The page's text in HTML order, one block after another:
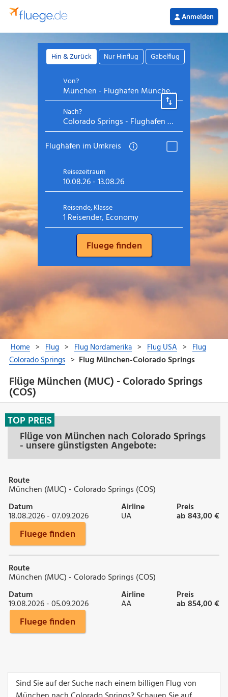
Flüge München (MUC) - Colorado Springs
(COS)
Flüge von München nach Colorado Springs
- unsere günstigsten Angebote:
TOP PREIS
Route
München (MUC) - Colorado Springs (COS)
Datum
18.08.2026 - 07.09.2026
Airline
UA
Preis
ab 843,00 €
Fluege finden
Route
München (MUC) - Colorado Springs (COS)
Datum
19.08.2026 - 05.09.2026
Airline
AA
Preis
ab 854,00 €
Fluege finden
Sind Sie auf der Suche nach einem billigen Flug von